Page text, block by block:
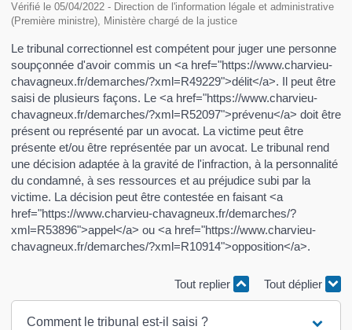
Vérifié le 05/04/2022 - Direction de l'information légale et administrative
(Première ministre), Ministère chargé de la justice
Le tribunal correctionnel est compétent pour juger une personne
soupçonnée d'avoir commis un <a href="https://www.charvieu-
chavagneux.fr/demarches/?xml=R49229">délit</a>. Il peut être
saisi de plusieurs façons. Le <a href="https://www.charvieu-
chavagneux.fr/demarches/?xml=R52097">prévenu</a> doit être
présent ou représenté par un avocat. La victime peut être
présente et/ou être représentée par un avocat. Le tribunal rend
une décision adaptée à la gravité de l'infraction, à la personnalité
du condamné, à ses ressources et au préjudice subi par la
victime. La décision peut être contestée en faisant <a
href="https://www.charvieu-chavagneux.fr/demarches/?
xml=R53896">appel</a> ou <a href="https://www.charvieu-
chavagneux.fr/demarches/?xml=R10914">opposition</a>.
Tout replier Tout déplier
Comment le tribunal est-il saisi ?